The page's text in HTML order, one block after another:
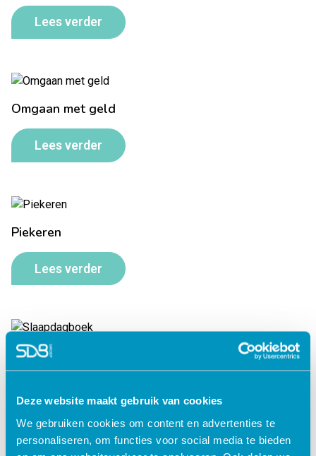
Deze website maakt gebruik van cookies
We gebruiken cookies om content en advertenties te
personaliseren, om functies voor social media te bieden
Lees verder
Omgaan met geld
Lees verder
Piekeren
Lees verder
Slaapdagboek